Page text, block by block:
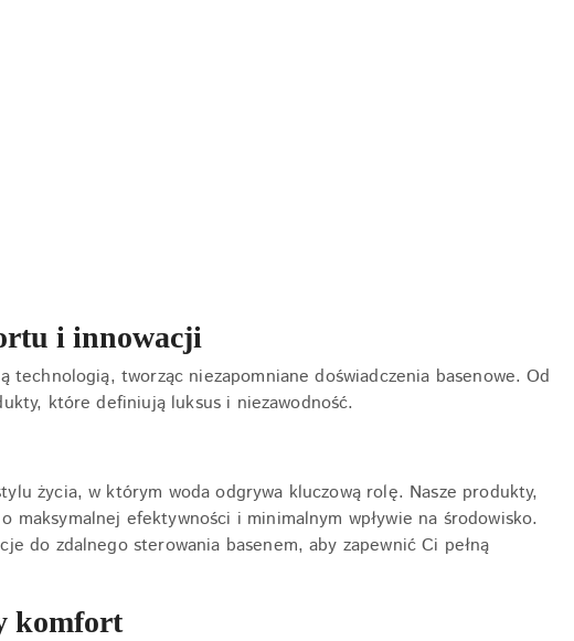
i innowacji
tworząc niezapomniane doświadczenia basenowe. Od
które definiują luksus i niezawodność.
życia, w którym woda odgrywa kluczową rolę. Nasze produkty,
efektywności i minimalnym wpływie na środowisko.
do zdalnego sterowania basenem, aby zapewnić Ci pełną
komfort